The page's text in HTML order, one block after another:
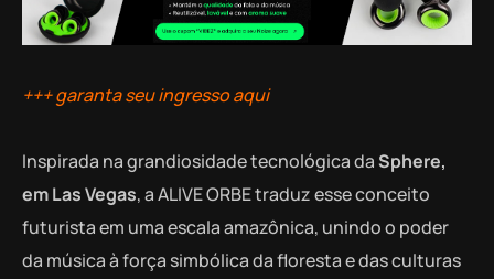
+++ garanta seu ingresso aqui
Inspirada na grandiosidade tecnológica daSphere,
em Las Vegas, a ALIVE ORBE traduz esse conceito
futurista em uma escala amazônica, unindo o poder
da música à força simbólica da floresta e das culturas